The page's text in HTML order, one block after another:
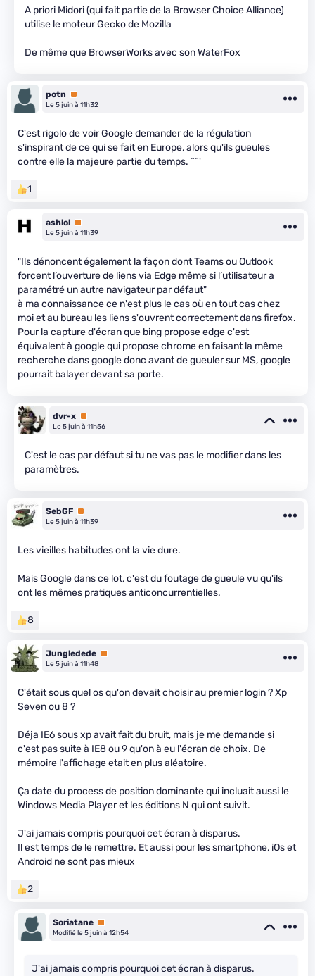
A priori Midori (qui fait partie de la Browser Choice Alliance)
utilise le moteur Gecko de Mozilla
De même que BrowserWorks avec son WaterFox
potn
Premium
Le 5 juin à 11h32
C'est rigolo de voir Google demander de la régulation
s'inspirant de ce qui se fait en Europe, alors qu'ils gueules
contre elle la majeure partie du temps. ^^'
1
ashlol Premium
Le 5 juin à 11h39
"Ils dénoncent également la façon dont Teams ou Outlook
forcent l’ouverture de liens via Edge même si l’utilisateur a
paramétré un autre navigateur par défaut"
à ma connaissance ce n'est plus le cas où en tout cas chez
moi et au bureau les liens s'ouvrent correctement dans firefox.
Pour la capture d'écran que bing propose edge c'est
équivalent à google qui propose chrome en faisant la même
recherche dans google donc avant de gueuler sur MS, google
pourrait balayer devant sa porte.
dvr-x Premium
Le 5 juin à 11h56
C'est le cas par défaut si tu ne vas pas le modifier dans les
paramètres.
SebGF Premium
Le 5 juin à 11h39
Les vieilles habitudes ont la vie dure.
Mais Google dans ce lot, c'est du foutage de gueule vu qu'ils
ont les mêmes pratiques anticoncurrentielles.
8
Jungledede Premium
Le 5 juin à 11h48
C'était sous quel os qu'on devait choisir au premier login ? Xp
Seven ou 8 ?
Déja IE6 sous xp avait fait du bruit, mais je me demande si
c'est pas suite à IE8 ou 9 qu'on à eu l'écran de choix. De
mémoire l'affichage etait en plus aléatoire.
Ça date du process de position dominante qui incluait aussi le
Windows Media Player et les éditions N qui ont suivit.
J'ai jamais compris pourquoi cet écran à disparus.
Il est temps de le remettre. Et aussi pour les smartphone, iOs et
Android ne sont pas mieux
2
Soriatane Premium
Modifié le 5 juin à 12h54
J'ai jamais compris pourquoi cet écran à disparus.